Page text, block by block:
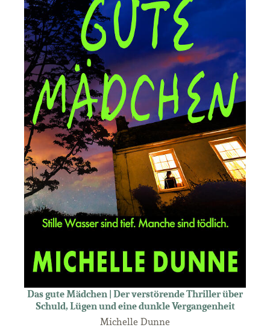
Das gute Mädchen | Der verstörende Thriller über
Schuld, Lügen und eine dunkle Vergangenheit
Michelle Dunne